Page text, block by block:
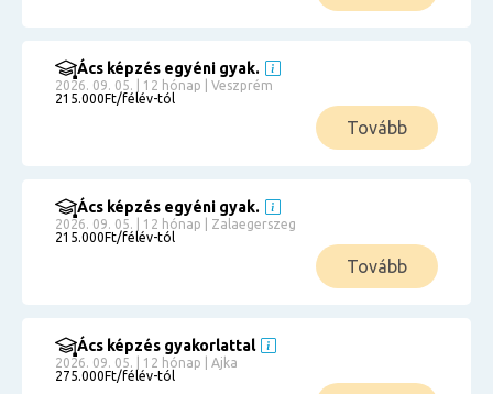
Ács képzés egyéni gyak.
2026. 09. 05. | 12 hónap | Veszprém
215.000Ft/félév-tól
Tovább
Ács képzés egyéni gyak.
2026. 09. 05. | 12 hónap | Zalaegerszeg
215.000Ft/félév-tól
Tovább
Ács képzés gyakorlattal
2026. 09. 05. | 12 hónap | Ajka
275.000Ft/félév-tól